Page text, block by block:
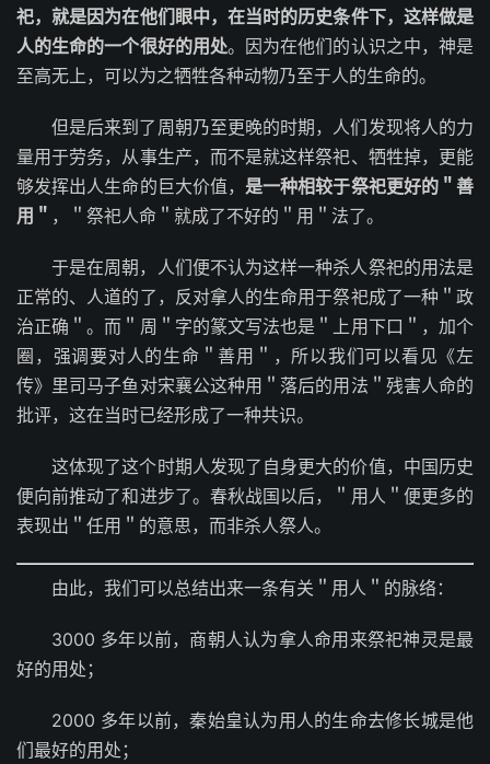
祀，就是因为在他们眼中，在当时的历史条件下，这样做是
人的生命的一个很好的用处。因为在他们的认识之中，神是
至高无上，可以为之牺牲各种动物乃至于人的生命的。
但是后来到了周朝乃至更晚的时期，人们发现将人的力
量用于劳务，从事生产，而不是就这样祭祀、牺牲掉，更能
够发挥出人生命的巨大价值， 是一种相较于祭祀更好的＂善
用＂ ，＂祭祀人命＂就成了不好的＂用＂法了。
于是在周朝，人们便不认为这样一种杀人祭祀的用法是
正常的、人道的了，反对拿人的生命用于祭祀成了一种＂政
治正确＂。而＂周＂字的篆文写法也是＂上用下口＂，加个
圈，强调要对人的生命＂善用＂，所以我们可以看见《左
传》里司马子鱼对宋襄公这种用＂落后的用法＂残害人命的
批评，这在当时已经形成了一种共识。
这体现了这个时期人发现了自身更大的价值，中国历史
便向前推动了和进步了。春秋战国以后，＂用人＂便更多的
表现出＂任用＂的意思，而非杀人祭人。
由此，我们可以总结出来一条有关＂用人＂的脉络：
3000 多年以前，商朝人认为拿人命用来祭祀神灵是最
好的用处；
2000 多年以前，秦始皇认为用人的生命去修长城是他
们最好的用处；